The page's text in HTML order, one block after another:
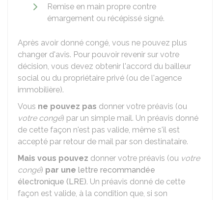
Remise en main propre contre
émargement ou récépissé signé.
Après avoir donné congé, vous ne pouvez plus
changer d'avis. Pour pouvoir revenir sur votre
décision, vous devez obtenir l'accord du bailleur
social ou du propriétaire privé (ou de l'agence
immobilière).
Vous ne pouvez pas donner votre préavis (ou
votre congé) par un simple mail. Un préavis donné
de cette façon n'est pas valide, même s'il est
accepté par retour de mail par son destinataire.
Mais vous pouvez donner votre préavis (ou votre
congé) par une lettre recommandée
électronique (LRE). Un préavis donné de cette
façon est valide, à la condition que, si son